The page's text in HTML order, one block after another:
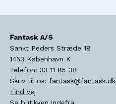
Fantask A/S
Sankt Peders Stræde 18
1453 København K
Telefon: 33 11 85 38
Skriv til os: fantask@fantask.dk
Find vej
Se butikken indefra